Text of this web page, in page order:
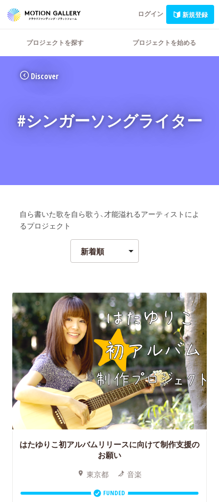
ログイン 新規登録
プロジェクトを探す プロジェクトを始める
Discover
#シンガーソングライター
自ら書いた歌を自ら歌う、才能溢れるアーティストによ
るプロジェクト
はたゆりこ初アルバムリリースに向けて制作支援の
お願い
東京都 音楽
FUNDED